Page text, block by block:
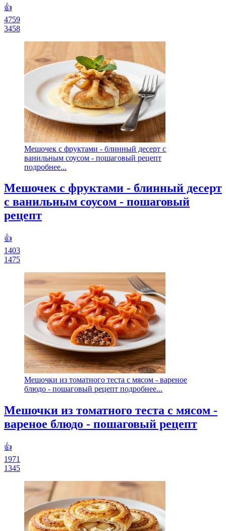
👍
4759
3458
Мешочек с фруктами - блинный десерт с
ванильным соусом - пошаговый рецепт
подробнее...
Мешочек с фруктами - блинный десерт
с ванильным соусом - пошаговый
рецепт
👍
1403
1475
Мешочки из томатного теста с мясом - вареное
блюдо - пошаговый рецепт подробнее...
Мешочки из томатного теста с мясом -
вареное блюдо - пошаговый рецепт
👍
1971
1345